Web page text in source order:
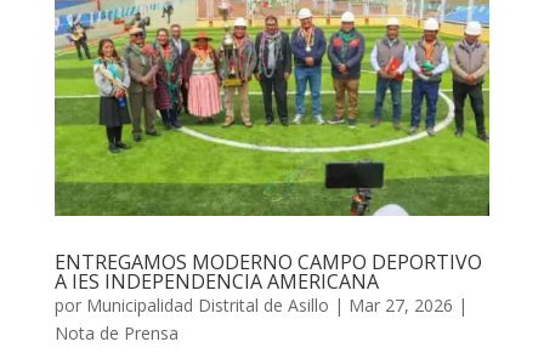
ENTREGAMOS MODERNO CAMPO DEPORTIVO
A IES INDEPENDENCIA AMERICANA
por Municipalidad Distrital de Asillo | Mar 27, 2026 |
Nota de Prensa